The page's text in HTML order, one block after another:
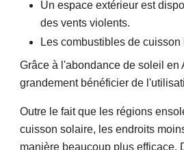
Un espace extérieur est
des vents violents.
Les combustibles de
Grâce à l'abondance de soleil en
grandement bénéficier de
Outre le fait que les régions
cuisson solaire, les endroits
manière beaucoup plus efficace.